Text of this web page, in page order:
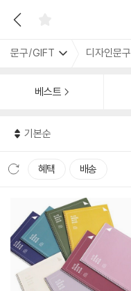
문구/GIFT 디자인문구
베스트
기본순
혜택 배송